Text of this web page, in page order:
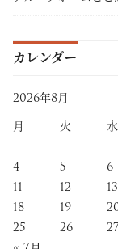
カレンダー
2026年8月
月
火 水
4
5 6
11
12 13
18
19
25
26 27